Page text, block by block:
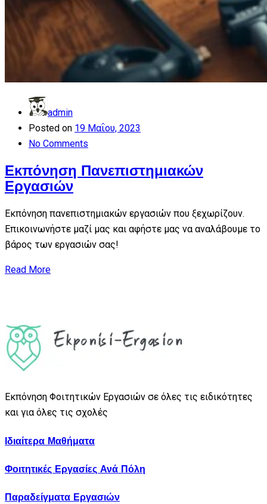
admin
Posted on 19 Μαΐου, 2023
No Comments
Εκπόνηση Πανεπιστημιακών
Εργασιών
Εκπόνηση πανεπιστημιακών εργασιών που ξεχωρίζουν.
Επικοινωνήστε μαζί μας και αφήστε μας να αναλάβουμε το
βάρος των εργασιών σας!
Read More
Εκπόνηση Φοιτητικών Εργασιών σε όλες τις ειδικότητες
και για όλες τις σχολές
Ιδιαίτερα Μαθήματα
Φοιτητικές Εργασίες Ανά Πόλη
Παραδείγματα Εργασιών